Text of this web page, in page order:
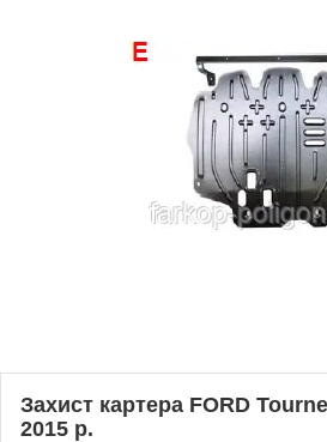
Захист картера FORD
2015 р.